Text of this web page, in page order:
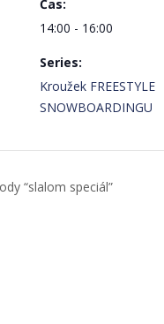
Čas:
14:00 - 16:00
Series:
Kroužek FREESTYLE
SNOWBOARDINGU
“slalom speciál”